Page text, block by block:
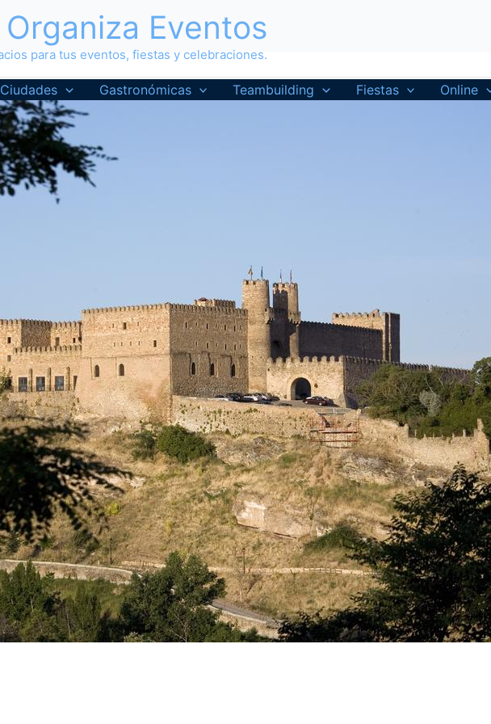
Organiza Eventos
para tus eventos, fiestas y celebraciones.
Ciudades Gastronómicas Teambuilding Fiestas Online